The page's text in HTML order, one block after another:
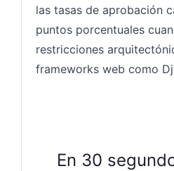
las tasas de aprobación
puntos porcentuales
restricciones
frameworks web como
En 30